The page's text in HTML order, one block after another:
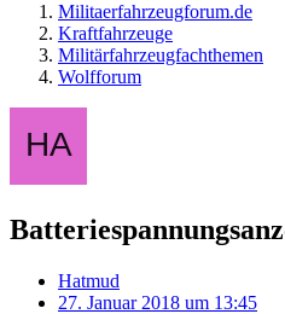
Militaerfahrzeugforum.de
Kraftfahrzeuge
Militärfahrzeugfachthemen
Wolfforum
Hatmud
27. Januar 2018 um 13:45